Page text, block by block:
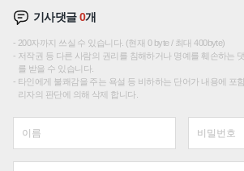
기사댓글0개
200자까지 쓰실 수 있습니다. (현재 0 byte / 최대 400byte)
저작권 등 다른 사람의 권리를 침해하거나 명예를 훼손하는
를 받을 수 있습니다.
타인에게 불쾌감을 주는 욕설 등 비하하는 단어가 내용에 포
리자의 판단에 의해 삭제 합니다.